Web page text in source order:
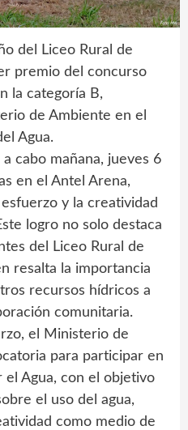
del Liceo Rural de
premio del concurso
la categoría B,
de Ambiente en el
Agua.
cabo mañana, jueves 6
en el Antel Arena,
y la creatividad
logro no solo destaca
del Liceo Rural de
resalta la importancia
recursos hídricos a
comunitaria.
el Ministerio de
para participar en
Agua, con el objetivo
el uso del agua,
como medio de